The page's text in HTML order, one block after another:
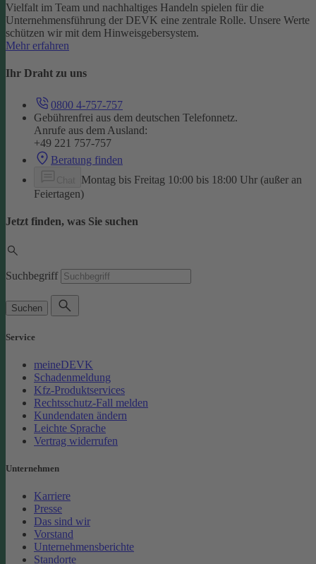
Vielfalt im Team und nachhaltiges Handeln spielen für die
Unternehmensführung der DEVK eine zentrale Rolle. Unsere Werte
schützen wir mit dem Hinweisgebersystem.
Mehr erfahren
Ihr Draht zu uns
0800 4-757-757
Gebührenfrei aus dem deutschen Telefonnetz.
Anrufe aus dem Ausland:
+49 221 757-757
Beratung finden
Montag bis Freitag 10:00 bis 18:00 Uhr (außer an
Feiertagen)
Jetzt finden, was Sie suchen
Suchbegriff
Suchen
Service
meineDEVK
Schadenmeldung
Kfz-Produktservices
Rechtsschutz-Fall melden
Kundendaten ändern
Leichte Sprache
Vertrag widerrufen
Unternehmen
Karriere
Presse
Das sind wir
Vorstand
Unternehmensberichte
Standorte